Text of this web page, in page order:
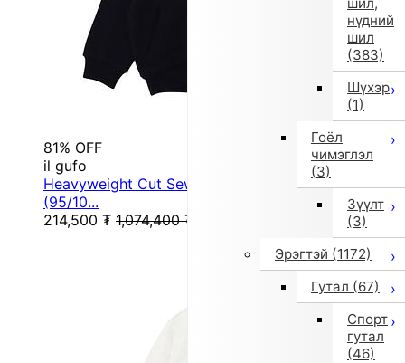
нүдний
шил
(383)
Шүхэр
(1)
Гоёл
чимэглэл
(3)
Зүүлт
(3)
Эрэгтэй (1172)
Гутал (67)
Спорт
гутал
(46)
81% OFF
il gufo
Heavyweight Cut Sew Hoodie / Outer Layer
(95/10...
214,500 ₮ 1,074,400 ₮